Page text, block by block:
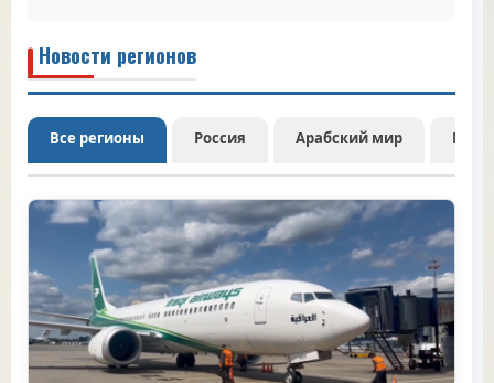
Новости регионов
Все регионы Россия Арабский мир